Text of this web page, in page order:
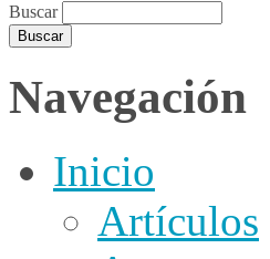
Buscar
Navegación
Inicio
Artículos